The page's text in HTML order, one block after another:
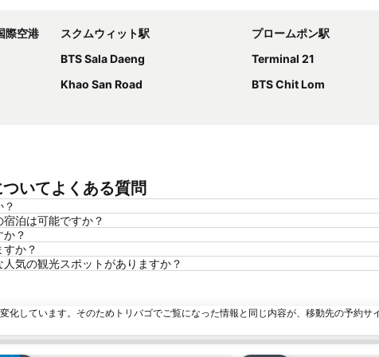
際空港 スクムウィット駅
プロームポン駅
BTS Sala Daeng
Terminal 21
Khao San Road
BTS Chit Lom
いてよくある質問
泊は可能ですか？
？
か？
気の観光スポットがありますか？
化しています。そのためトリバゴでご覧になった情報と同じ内容が、移動先の予約サ